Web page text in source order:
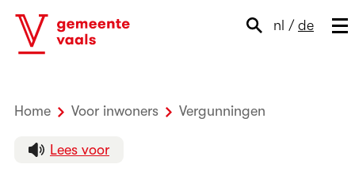
nl / de
Home Voor inwoners
Vergunningen
Lees voor